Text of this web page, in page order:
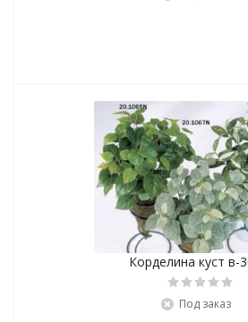
Корделина куст в-
Под заказ